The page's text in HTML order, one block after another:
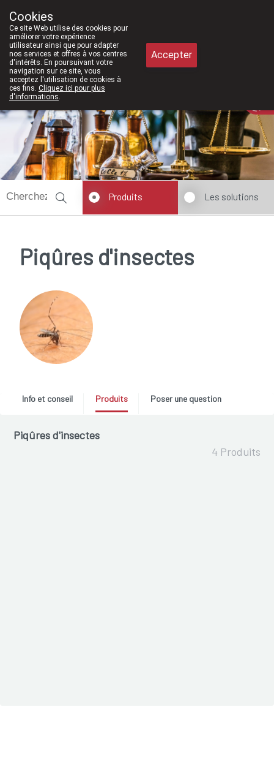
Aujourd'hui A présent
Produits Les solutions
Piqûres d'insectes
Info et conseil Produits Poser une question
Piqûres d'insectes
4 Produits
Cookies
Ce site Web utilise des cookies pour
améliorer votre expérience
utilisateur ainsi que pour adapter
nos services et offres à vos centres
d'intérêts. En poursuivant votre
navigation sur ce site, vous
acceptez l'utilisation de cookies à
ces fins. Cliquez ici pour plus
d'informations.
Accepter